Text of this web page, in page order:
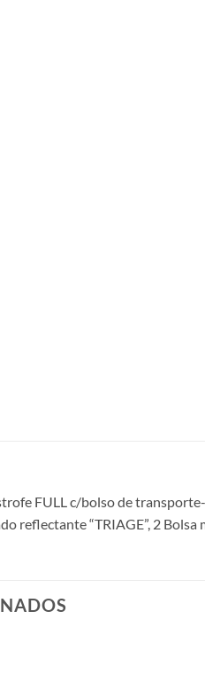
FULL c/bolso de
reflectante “TRIAGE”, 2 Bolsa